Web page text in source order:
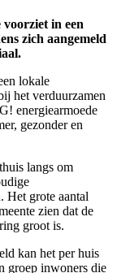
in een
zich aangemeld
lokale
het verduurzamen
energiearmoede
gezonder en
langs om
Het grote aantal
zien dat de
groot is.
kan het per huis
groep inwoners die